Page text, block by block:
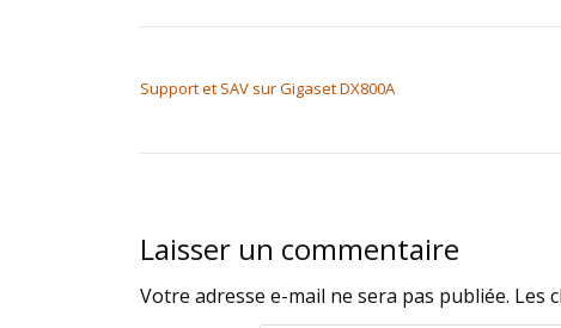
Support et SAV sur Gigaset DX800A
Laisser un commentaire
Votre adresse e-mail ne sera pas publiée. Les